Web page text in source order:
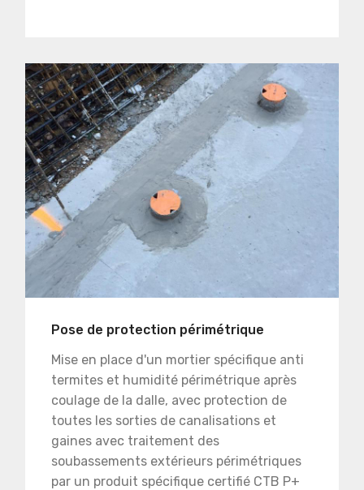
Pose de protection périmétrique
Mise en place d'un mortier spécifique anti
termites et humidité périmétrique après
coulage de la dalle, avec protection de
toutes les sorties de canalisations et
gaines avec traitement des
soubassements extérieurs périmétriques
par un produit spécifique certifié CTB P+